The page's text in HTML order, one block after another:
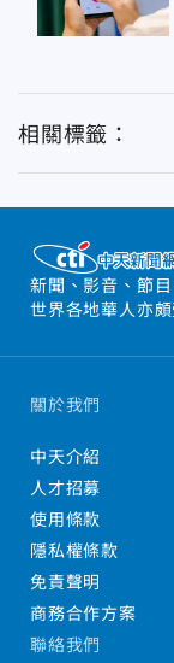
相關標籤：
新聞、影音、節
世界各地華人亦
關於我們
中天介紹
人才招募
使用條款
隱私權條款
免責聲明
商務合作方案
聯絡我們